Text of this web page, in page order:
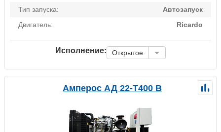
Тип запуска:
Автозапуск
Двигатель:
Ricardo
Исполнение: Открытое
Амперос АД 22-Т400 B